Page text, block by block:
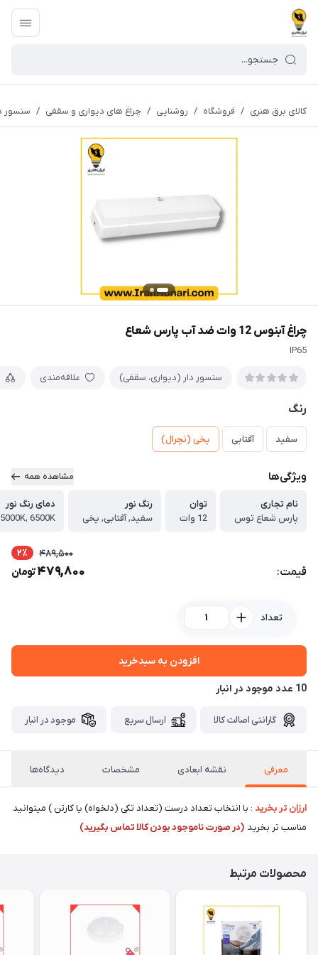
کالای برق هنری / فروشگاه / روشنایی / چراغ های دیواری و سقفی / سنسور
چراغ آبنوس 12 وات ضد آب پارس شعاع
IP65
سنسور دار (دیواری، سقفی) علاقه‌مندی
رنگ
سفید آفتابی یخی (نچرال)
ویژگی‌ها مشاهده همه
نام تجاری
پارس شعاع توس
توان
12 وات
رنگ نور
سفید, آفتابی, یخی
دمای رنگ نور
6500K
قیمت:
489,500 2٪
479,800تومان
تعداد
افزودن به سبدخرید
10 عدد موجود در انبار
گارانتی اصالت کالا ارسال سریع موجود در انبار
معرفی نقشه ابعادی مشخصات دیدگاه‌ها
ارزان تر بخرید : با انتخاب تعداد درست (تعداد تکی (دلخواه) یا کارتن ) میتوانید
مناسب تر بخرید (در صورت ناموجود بودن کالا تماس بگیرید)
محصولات مرتبط